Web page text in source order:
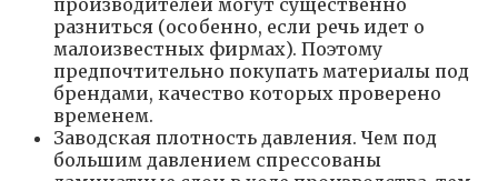
разниться (особенно, если речь идет о
малоизвестных фирмах). Поэтому
предпочтительно покупать материалы под
брендами, качество которых проверено
временем.
Заводская плотность давления. Чем под
большим давлением спрессованы